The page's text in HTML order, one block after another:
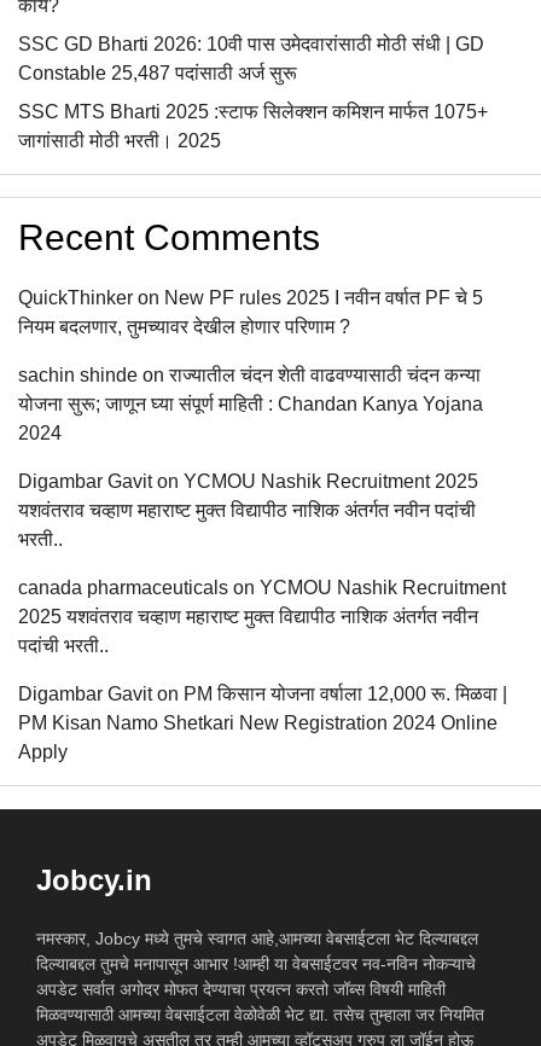
काय?
SSC GD Bharti 2026: 10वी पास उमेदवारांसाठी मोठी संधी | GD
Constable 25,487 पदांसाठी अर्ज सुरू
SSC MTS Bharti 2025 :स्टाफ सिलेक्शन कमिशन मार्फत 1075+
जागांसाठी मोठी भरती। 2025
Recent Comments
QuickThinker on New PF rules 2025 I नवीन वर्षात PF चे 5
नियम बदलणार, तुमच्यावर देखील होणार परिणाम ?
sachin shinde onराज्यातील चंदन शेती वाढवण्यासाठी चंदन कन्या
योजना सुरू; जाणून घ्या संपूर्ण माहिती : Chandan Kanya Yojana
2024
Digambar Gaviton YCMOU Nashik Recruitment 2025
यशवंतराव चव्हाण महाराष्ट मुक्त विद्यापीठ नाशिक अंतर्गत नवीन पदांची
भरती..
canada pharmaceuticals on YCMOU Nashik Recruitment
2025 यशवंतराव चव्हाण महाराष्ट मुक्त विद्यापीठ नाशिक अंतर्गत नवीन
पदांची भरती..
Digambar Gaviton PM किसान योजना वर्षाला 12,000 रू. मिळवा |
PM Kisan Namo Shetkari New Registration 2024 Online
Apply
Jobcy.in
नमस्कार, Jobcy मध्ये तुमचे स्वागत आहे,आमच्या वेबसाईटला भेट दिल्याबद्दल
दिल्याबद्दल तुमचे मनापासून आभार !आम्ही या वेबसाईटवर नव-नविन नोकऱ्याचे
अपडेट सर्वात अगोदर मोफत देण्याचा प्रयत्न करतो जॉब्स विषयी माहिती
मिळवण्यासाठी आमच्या वेबसाईटला वेळोवेळी भेट द्या. तसेच तुम्हाला जर नियमित
अपडेट मिळवायचे असतील तर तुम्ही आमच्या व्हॉट्सअप ग्रुप ला जॉईन होऊ